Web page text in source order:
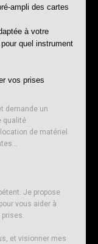
ampli des cartes
à votre
quel instrument
vos prises
demande un
qualité
de matériel
Je propose
vous aider à
et visionner mes